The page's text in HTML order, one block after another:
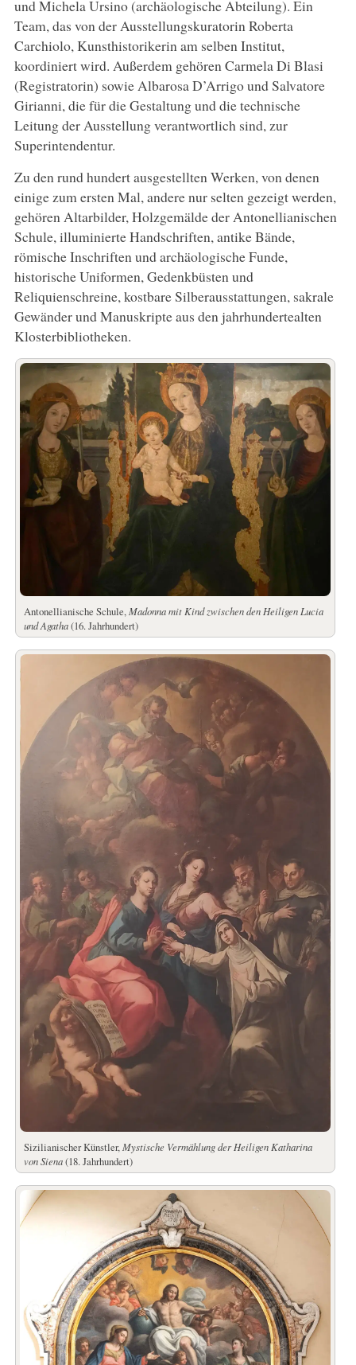
und Michela Ursino (archäologische Abteilung). Ein
Team, das von der Ausstellungskuratorin Roberta
Carchiolo, Kunsthistorikerin am selben Institut,
koordiniert wird. Außerdem gehören Carmela Di Blasi
(Registratorin) sowie Albarosa D’Arrigo und Salvatore
Girianni, die für die Gestaltung und die technische
Leitung der Ausstellung verantwortlich sind, zur
Superintendentur.
Zu den rund hundert ausgestellten Werken, von denen
einige zum ersten Mal, andere nur selten gezeigt werden,
gehören Altarbilder, Holzgemälde der Antonellianischen
Schule, illuminierte Handschriften, antike Bände,
römische Inschriften und archäologische Funde,
historische Uniformen, Gedenkbüsten und
Reliquienschreine, kostbare Silberausstattungen, sakrale
Gewänder und Manuskripte aus den jahrhundertealten
Klosterbibliotheken.
Antonellianische Schule,Madonna mit Kind zwischen den Heiligen Lucia
und Agatha(16. Jahrhundert)
Sizilianischer Künstler,Mystische Vermählung der Heiligen Katharina
von Siena(18. Jahrhundert)